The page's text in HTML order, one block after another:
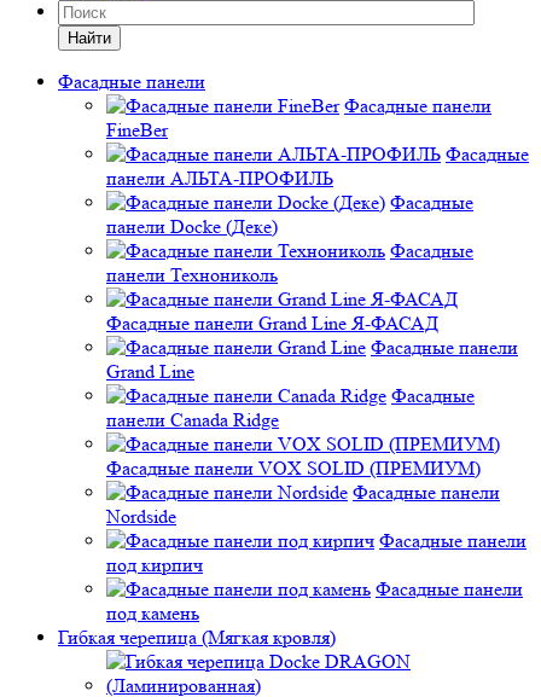
Найти
Фасадные панели
Фасадные панели
FineBer
Фасадные
панели АЛЬТА-ПРОФИЛЬ
Фасадные
панели Docke (Деке)
Фасадные
панели Технониколь
Фасадные панели Grand Line Я-ФАСАД
Фасадные панели
Grand Line
Фасадные
панели Canada Ridge
Фасадные панели VOX SOLID (ПРЕМИУМ)
Фасадные панели
Nordside
Фасадные панели
под кирпич
Фасадные панели
под камень
Гибкая черепица (Мягкая кровля)